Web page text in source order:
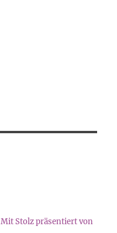
Mit Stolz präsentiert von